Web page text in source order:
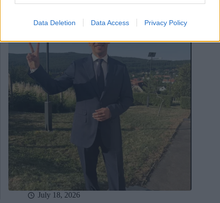
Data Deletion Data Access Privacy Policy
July 18, 2026